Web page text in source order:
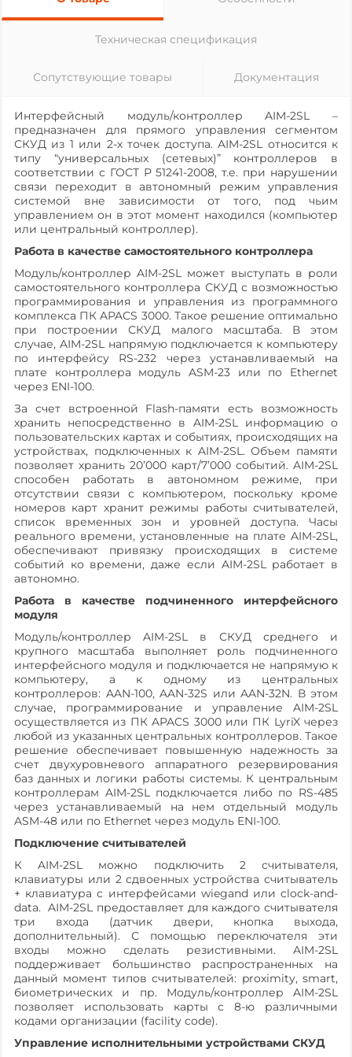
Техническая спецификация
Сопутствующие товары Документация
Интерфейсный модуль/контроллер AIM-2SL –
предназначен для прямого управления сегментом
СКУД из 1 или 2-х точек доступа. AIM-2SL относится к
типу “универсальных (сетевых)” контроллеров в
соответствии с ГОСТ Р 51241-2008, т.е. при нарушении
связи переходит в автономный режим управления
системой вне зависимости от того, под чьим
управлением он в этот момент находился (компьютер
или центральный контроллер).
Работа в качестве самостоятельного контроллера
Модуль/контроллер AIM-2SL может выступать в роли
самостоятельного контроллера СКУД с возможностью
программирования и управления из программного
комплекса ПК APACS 3000. Такое решение оптимально
при построении СКУД малого масштаба. В этом
случае, AIM-2SL напрямую подключается к компьютеру
по интерфейсу RS-232 через устанавливаемый на
плате контроллера модуль ASM-23 или по Ethernet
через ENI-100.
За счет встроенной Flash-памяти есть возможность
хранить непосредственно в AIM-2SL информацию о
пользовательских картах и событиях, происходящих на
устройствах, подключенных к AIM-2SL. Объем памяти
позволяет хранить 20’000 карт/7’000 событий. AIM-2SL
способен работать в автономном режиме, при
отсутствии связи с компьютером, поскольку кроме
номеров карт хранит режимы работы считывателей,
список временных зон и уровней доступа. Часы
реального времени, установленные на плате AIM-2SL,
обеспечивают привязку происходящих в системе
событий ко времени, даже если AIM-2SL работает в
автономно.
Работа в качестве подчиненного интерфейсного
модуля
Модуль/контроллер AIM-2SL в СКУД среднего и
крупного масштаба выполняет роль подчиненного
интерфейсного модуля и подключается не напрямую к
компьютеру, а к одному из центральных
контроллеров: AAN-100, AAN-32S или AAN-32N. В этом
случае, программирование и управление AIM-2SL
осуществляется из ПК APACS 3000 или ПК LyriX через
любой из указанных центральных контроллеров. Такое
решение обеспечивает повышенную надежность за
счет двухуровневого аппаратного резервирования
баз данных и логики работы системы. К центральным
контроллерам AIM-2SL подключается либо по RS-485
через устанавливаемый на нем отдельный модуль
ASM-48 или по Ethernet через модуль ENI-100.
Подключение считывателей
К AIM-2SL можно подключить 2 считывателя,
клавиатуры или 2 сдвоенных устройства считыватель
+ клавиатура с интерфейсами wiegand или clock-and-
data. AIM-2SL предоставляет для каждого считывателя
три входа (датчик двери, кнопка выхода,
дополнительный). С помощью переключателя эти
входы можно сделать резистивными. AIM-2SL
поддерживает большинство распространенных на
данный момент типов считывателей: proximity, smart,
биометрических и пр. Модуль/контроллер AIM-2SL
позволяет использовать карты с 8-ю различными
кодами организации (facility code).
Управление исполнительными устройствами СКУД